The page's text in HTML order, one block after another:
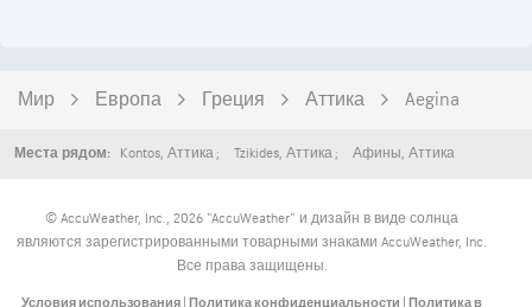
Мир Европа Греция Аттика Aegina
Места рядом: Kontos, Аттика Tzikides, Аттика Афины, Аттика
© AccuWeather, Inc., 2026 "AccuWeather" и дизайн в виде солнца
являются зарегистрированными товарными знаками AccuWeather, Inc.
Все права защищены.
Условия использования Политика конфиденциальности Политика в